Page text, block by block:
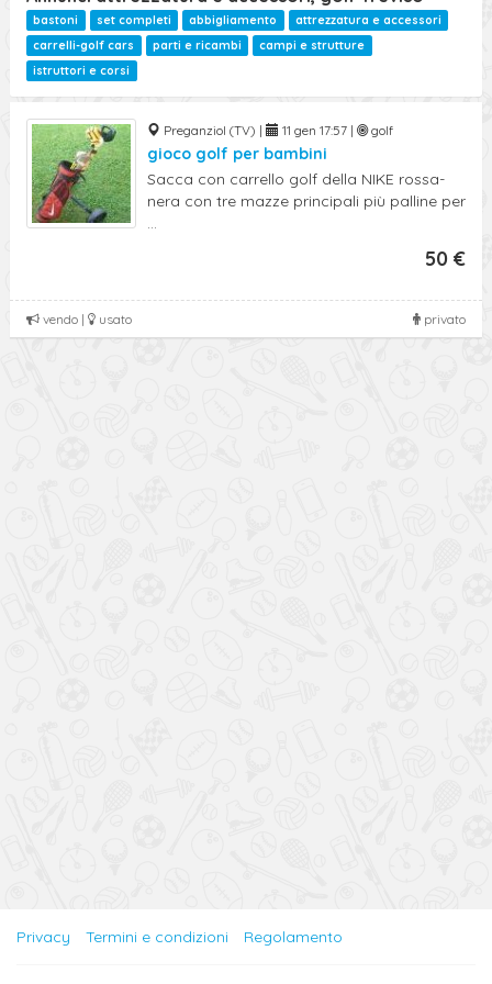
bastoni set completi abbigliamento
attrezzatura e accessori
carrelli-golf cars
parti e ricambi
campi e strutture
istruttori e corsi
Preganziol (TV) | 11 gen 17:57 | golf
gioco golf per bambini
Sacca con carrello golf della NIKE rossa-
nera con tre mazze principali più palline per
...
50 €
privato
vendo | usato
Privacy Termini e condizioni Regolamento